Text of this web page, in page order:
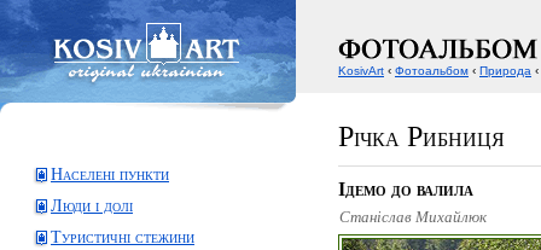
Річка Рибниця
Населені пункти
Люди і долі
Туристичні стежини
Ідемо до валила
Станіслав Михайлюк
KosivArt ‹ Фотоальбом ‹ Природа